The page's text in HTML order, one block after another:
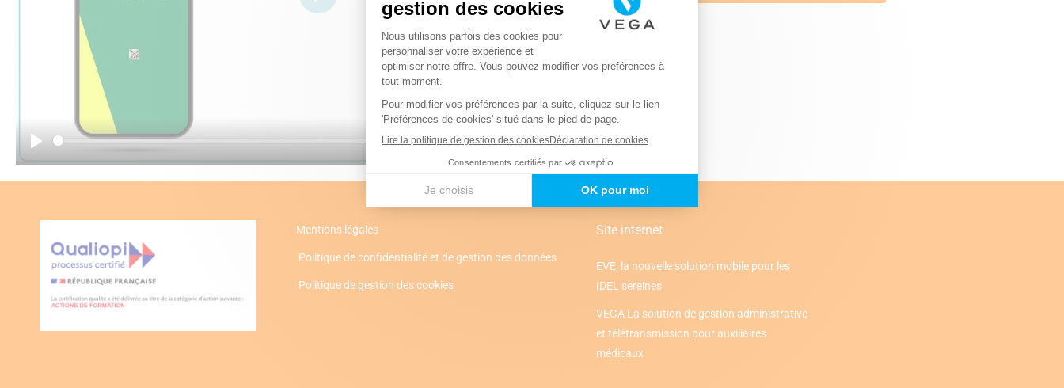
Play
01:14
Mute Settings
Enter
Play
Mentions légales
Politique de confidentialité et de gestion des données
Politique de gestion des cookies
Site internet
EVE, la nouvelle solution mobile pour les
IDEL sereines
VEGA La solution de gestion administrative
et télétransmission pour auxiliaires
médicaux